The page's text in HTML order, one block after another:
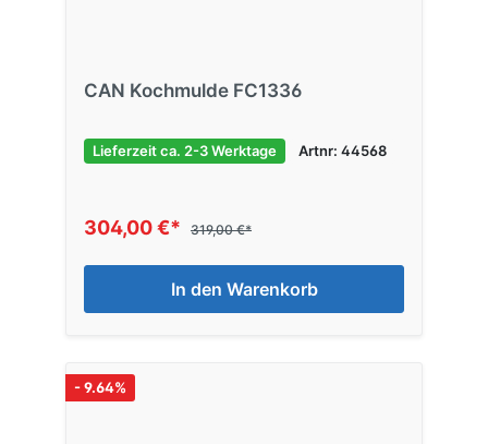
CAN Kochmulde FC1336
Lieferzeit ca. 2-3 Werktage Artnr: 44568
304,00 €* 319,00 €*
In den Warenkorb
- 9.64%